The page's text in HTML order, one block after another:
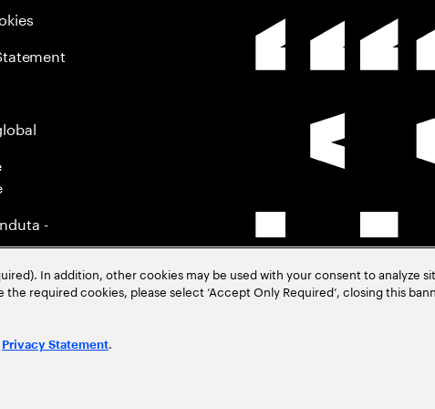
-
–
In addition, other cookies may be used with your consent to analyze
required cookies, please select ‘Accept Only Required’, closing this
Privacy Statement.